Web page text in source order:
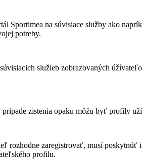
Sportimea na súvisiace služby ako
potreby.
služieb zobrazovaných
zistenia opaku môžu byť profily
rozhodne zaregistrovať, musí
profilu.